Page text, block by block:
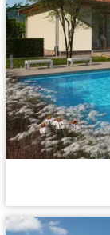
Dispozice:
Užitná plocha: